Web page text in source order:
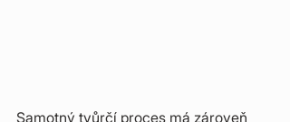
Samotný tvůrčí proces má zároveň